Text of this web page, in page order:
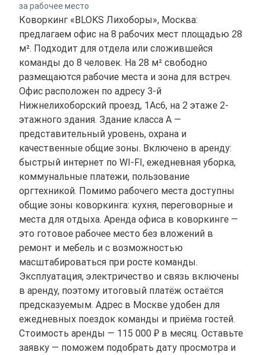
за рабочее место
Коворкинг «BLOKS Лихоборы», Москва:
предлагаем офис на 8 рабочих мест площадью 28
м². Подходит для отдела или сложившейся
команды до 8 человек. На 28 м² свободно
размещаются рабочие места и зона для встреч.
Офис расположен по адресу 3-й
Нижнелихоборский проезд, 1Ас6, на 2 этаже 2-
этажного здания. Здание класса A —
представительный уровень, охрана и
качественные общие зоны. Включено в аренду:
быстрый интернет по WI-FI, ежедневная уборка,
коммунальные платежи, пользование
оргтехникой. Помимо рабочего места доступны
общие зоны коворкинга: кухня, переговорные и
места для отдыха. Аренда офиса в коворкинге —
это готовое рабочее место без вложений в
ремонт и мебель и с возможностью
масштабироваться при росте команды.
Эксплуатация, электричество и связь включены
в аренду, поэтому итоговый платёж остаётся
предсказуемым. Адрес в Москве удобен для
ежедневных поездок команды и приёма гостей.
Стоимость аренды — 115 000 ₽ в месяц. Оставьте
заявку — поможем подобрать дату просмотра и